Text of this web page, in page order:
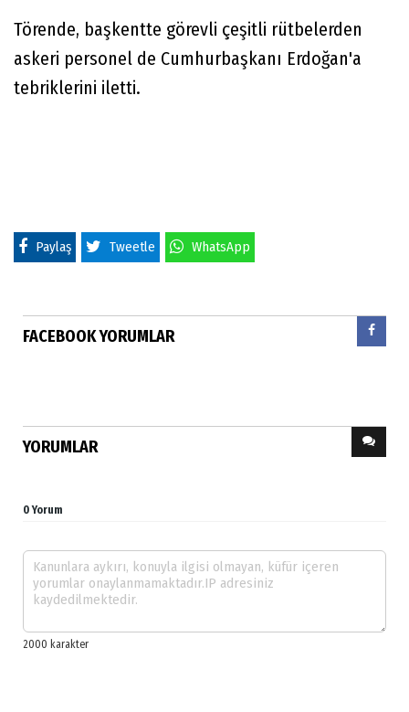
Törende, başkentte görevli çeşitli rütbelerden
askeri personel de Cumhurbaşkanı Erdoğan'a
tebriklerini iletti.
Paylaş Tweetle WhatsApp
FACEBOOK YORUMLAR
YORUMLAR
0 Yorum